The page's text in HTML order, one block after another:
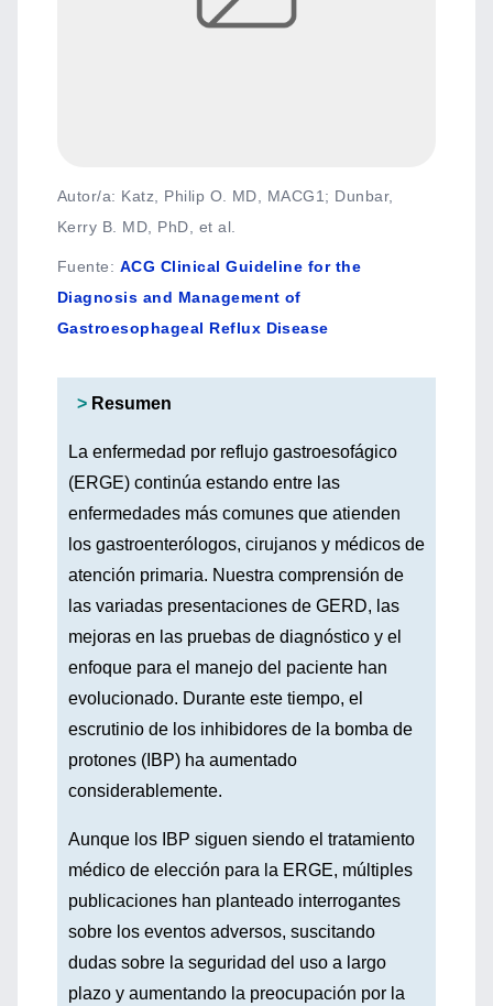
Autor/a: Katz, Philip O. MD, MACG1; Dunbar,
Kerry B. MD, PhD, et al.
Fuente: ACG Clinical Guideline for the
Diagnosis and Management of
Gastroesophageal Reflux Disease
> Resumen
La enfermedad por reflujo gastroesofágico
(ERGE) continúa estando entre las
enfermedades más comunes que atienden
los gastroenterólogos, cirujanos y médicos de
atención primaria. Nuestra comprensión de
las variadas presentaciones de GERD, las
mejoras en las pruebas de diagnóstico y el
enfoque para el manejo del paciente han
evolucionado. Durante este tiempo, el
escrutinio de los inhibidores de la bomba de
protones (IBP) ha aumentado
considerablemente.
Aunque los IBP siguen siendo el tratamiento
médico de elección para la ERGE, múltiples
publicaciones han planteado interrogantes
sobre los eventos adversos, suscitando
dudas sobre la seguridad del uso a largo
plazo y aumentando la preocupación por la